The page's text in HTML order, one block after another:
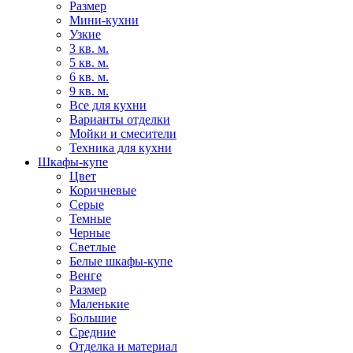
Размер
Мини-кухни
Узкие
3 кв. м.
5 кв. м.
6 кв. м.
9 кв. м.
Все для кухни
Варианты отделки
Мойки и смесители
Техника для кухни
Шкафы-купе
Цвет
Коричневые
Серые
Темные
Черные
Светлые
Белые шкафы-купе
Венге
Размер
Маленькие
Большие
Средние
Отделка и материал